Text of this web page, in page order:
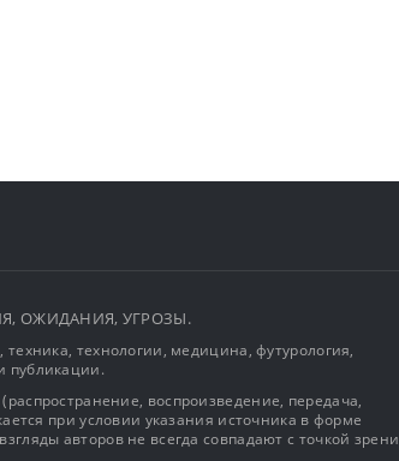
ОЖИДАНИЯ, УГРОЗЫ.
технологии, медицина, футурология,
публикации.
воспроизведение, передача,
при условии указания источника в форме
авторов не всегда совпадают с точкой